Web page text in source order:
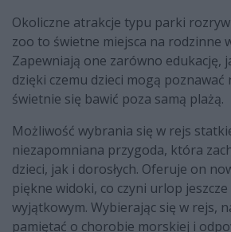
Okoliczne atrakcje typu parki
zoo to świetne miejsca na rodzinne
Zapewniają one zarówno edukację,
dzięki czemu dzieci mogą poznawać
świetnie się bawić poza samą plażą.
Możliwość wybrania się w rejs
niezapomniana przygoda, która
dzieci, jak i dorosłych. Oferuje on
piękne widoki, co czyni urlop
wyjątkowym. Wybierając się w rejs,
pamiętać o chorobie morskiej i